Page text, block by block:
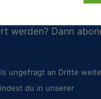
geplanten Spiele-
werden? Dann
ungefragt an Dritte
du in unserer